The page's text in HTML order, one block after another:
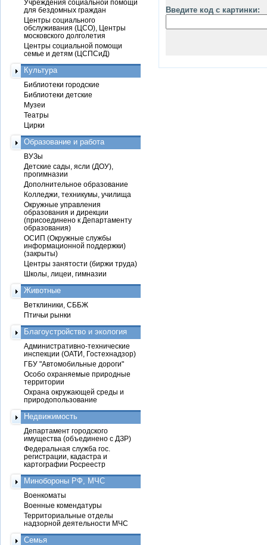
Введите код с картинки:
Учреждения социальной помощи
для бездомных граждан
Центры социального
обслуживания (ЦСО), Центры
московского долголетия
Центры социальной помощи
семье и детям (ЦСПСиД)
Культура
Библиотеки городские
Библиотеки детские
Музеи
Театры
Цирки
Образование и работа
ВУЗы
Детские сады, ясли (ДОУ),
прогимназии
Дополнительное образование
Колледжи, техникумы, училища
Окружные управления
образования и дирекции
(присоединено к Департаменту
образования)
ОСИП (Окружные службы
информационной поддержки)
(закрыты)
Центры занятости (биржи труда)
Школы, лицеи, гимназии
Животные
Ветклиники, СББЖ
Птичьи рынки
Благоустройство и экология
Административно-технические
инспекции (ОАТИ, Гостехнадзор)
ГБУ "Автомобильные дороги"
Особо охраняемые природные
территории
Охрана окружающей среды и
природопользование
Недвижимость
Департамент городского
имущества (объединено с ДЗР)
Федеральная служба гос.
регистрации, кадастра и
картографии Росреестр
Минобороны РФ, МЧС
Военкоматы
Военные комендатуры
Территориальные отделы
надзорной деятельности МЧС
Семья